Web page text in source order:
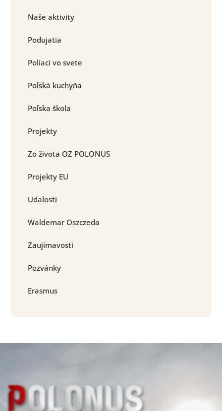
Naše aktivity
Podujatia
Poliaci vo svete
Poľská kuchyňa
Poľska škola
Projekty
Zo života OZ POLONUS
Projekty EU
Udalosti
Waldemar Oszczeda
Zaujímavosti
Pozvánky
Erasmus